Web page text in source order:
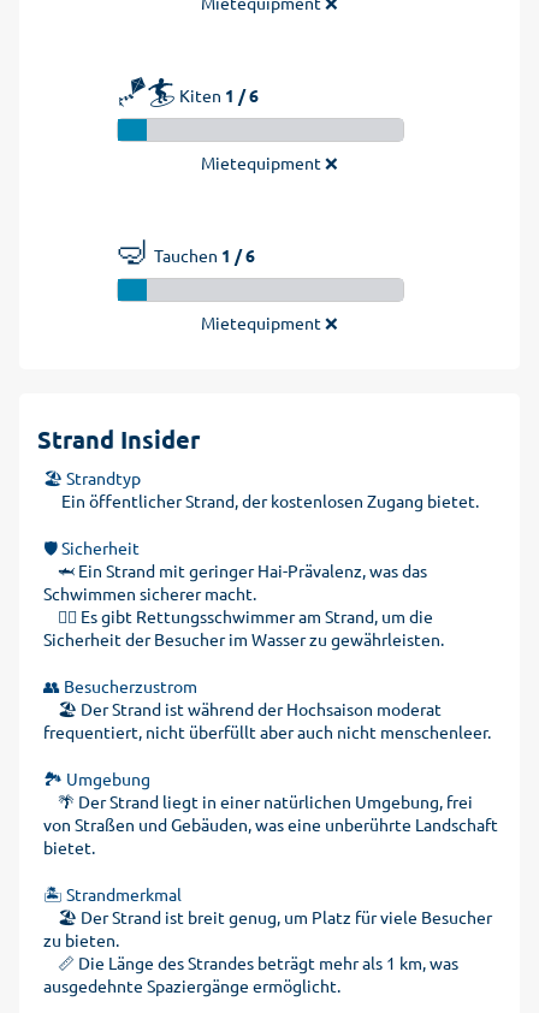
🪁🏄 Kiten 1 / 6
Mietequipment ❌
🤿Tauchen 1 / 6
Mietequipment ❌
Strand Insider
🏖️ Strandtyp
Ein öffentlicher Strand, der kostenlosen Zugang bietet.
🛡️ Sicherheit
🦈 Ein Strand mit geringer Hai-Prävalenz, was das
Schwimmen sicherer macht.
🏊‍♂️ Es gibt Rettungsschwimmer am Strand, um die
Sicherheit der Besucher im Wasser zu gewährleisten.
👥 Besucherzustrom
🏖️ Der Strand ist während der Hochsaison moderat
frequentiert, nicht überfüllt aber auch nicht menschenleer.
🏞️ Umgebung
🌴 Der Strand liegt in einer natürlichen Umgebung, frei
von Straßen und Gebäuden, was eine unberührte Landschaft
bietet.
🏝️ Strandmerkmal
🏖️ Der Strand ist breit genug, um Platz für viele Besucher
zu bieten.
📏 Die Länge des Strandes beträgt mehr als 1 km, was
ausgedehnte Spaziergänge ermöglicht.